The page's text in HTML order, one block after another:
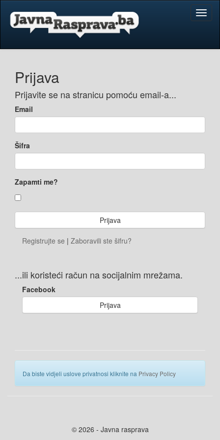
Prijava
Prijavite se na stranicu pomoću email-a...
Email
Šifra
Zapamti me?
Registrujte se | Zaboravili ste šifru?
...ili koristeći račun na socijalnim mrežama.
Facebook
Prijava
Da biste vidjeli uslove privatnosi kliknite na Privacy Policy
© 2026 - Javna rasprava